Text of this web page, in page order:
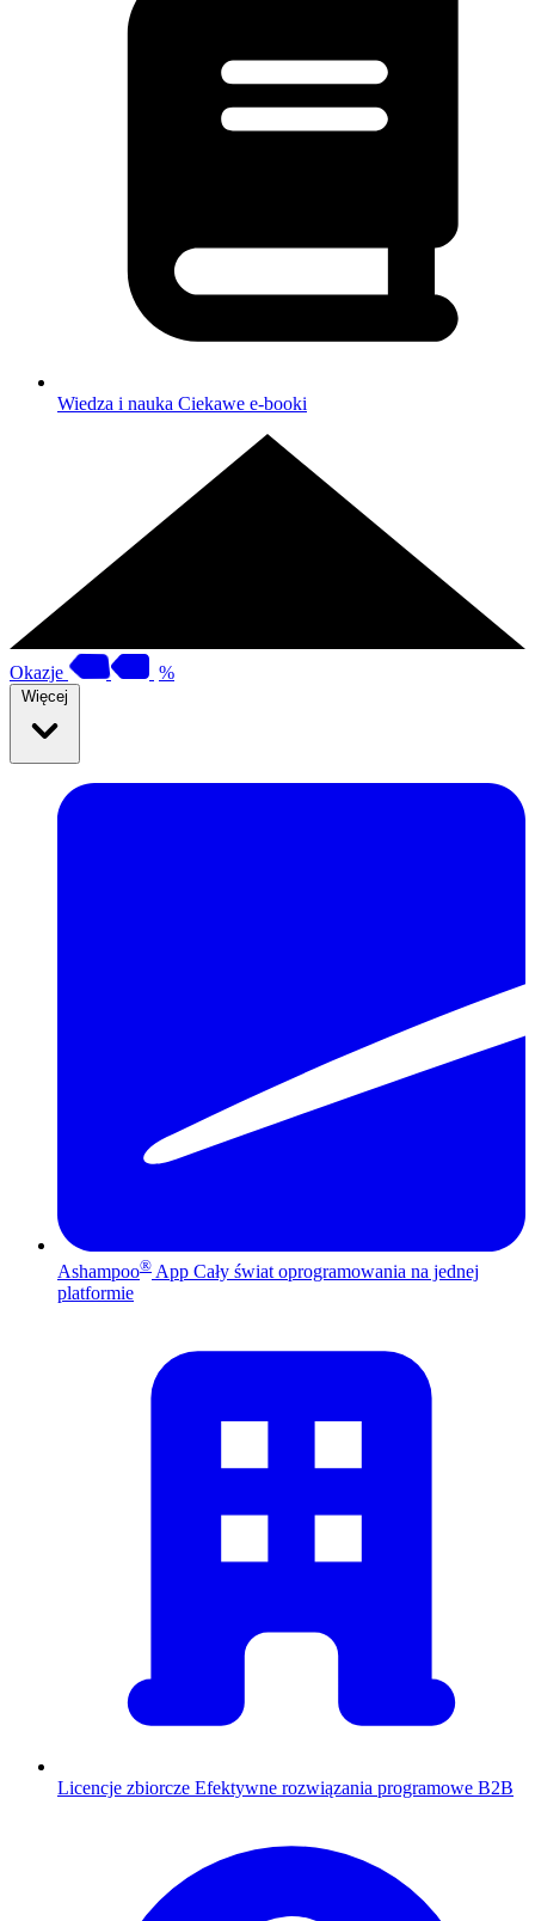
Wiedza i nauka Ciekawe e-booki
Okazje %
Więcej
Ashampoo® App Cały świat oprogramowania na jednej
platformie
Licencje zbiorcze Efektywne rozwiązania programowe B2B